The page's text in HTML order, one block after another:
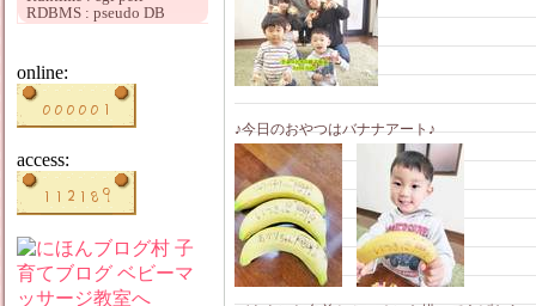
♪今日のおやつはバナナアート♪
RDBMS : pseudo DB
online:
access: